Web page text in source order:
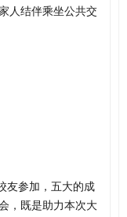
人结伴乘坐公共交
友参加，五大的成
，既是助力本次大